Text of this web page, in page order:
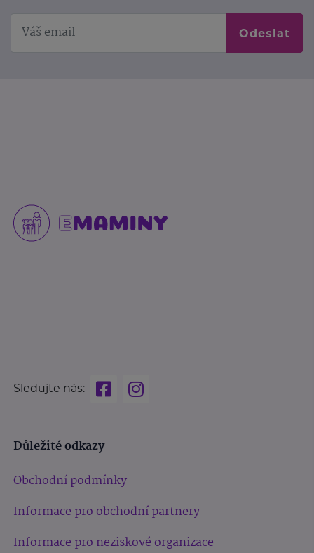
Odeslat
Sledujte nás:
Důležité odkazy
Obchodní podmínky
Informace pro obchodní partnery
Informace pro neziskové organizace